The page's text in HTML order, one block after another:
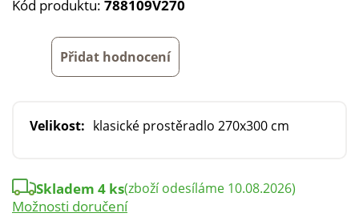
Kód produktu: 788109V270
Přidat hodnocení
Velikost: klasické prostěradlo 270x300 cm
Skladem 4 ks(zboží odesíláme 10.08.2026)
Možnosti doručení